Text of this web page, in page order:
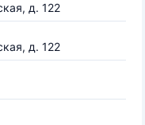
д. 122
д. 122